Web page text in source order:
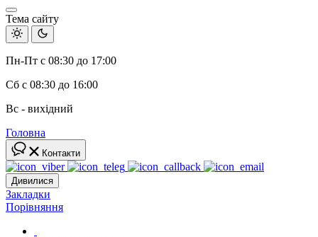
Тема сайту
Пн-Пт с 08:30 до 17:00
Сб с 08:30 до 16:00
Вс - вихідний
Головна
Контакти
Дивилися
Закладки
Порівняння